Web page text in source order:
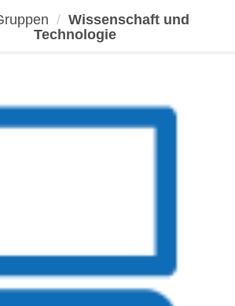
Wissenschaft und
Technologie